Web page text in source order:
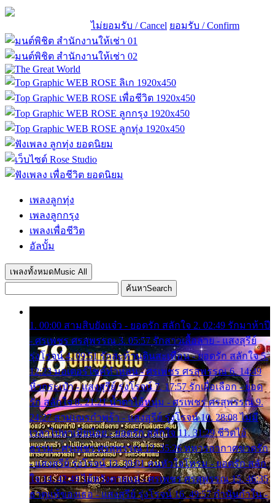
ไม่ยอมรับ / Cancel ยอมรับ / Confirm
เพลงลูกทุ่ง
เพลงลูกกรุง
เพลงเพื่อชีวิต
อัลบั้ม
เพลงทั้งหมด Music All
ค้นหาSearch
1. 00:00 สามสิบยังแจ๋ว - ยอดรัก สลักใจ 2. 02:49 รักมาห้าปี
- ศรเพชร ศรสุพรรณ 3. 05:57 รักสาวเสื้อลาย - แสงสุรีย์
รุ่งโรจน์ 4. 09:51 รักสะท้านดินสะเทือน - ยอดรัก สลักใจ 5.
12:23 มอเตอร์ไซค์ทำหล่น - ศรเพชร ศรสุพรรณ 6. 14:49
หิ้วกระเป๋า - แสงสุรีย์ รุ่งโรจน์ 7. 17:57 รักเผื่อเลือก - ยอด
รัก สลักใจ 8. 21:21 น้ำตาไอ้หนุ่ม - ศรเพชร ศรสุพรรณ 9.
24:27 สามเณรกำพร้า - แสงสุรีย์ รุ่งโรจน์ 10. 28:08 ไม่มี
เวลาไปหาเมียน้อย - ยอดรัก สลักใจ 11. 31:29 ชีวิตไอ้
ธรรม - ศรเพชร ศรสุพรรณ 12. 35:26 ทหารอากาศขาดรัก
- แสงสุรีย์ รุ่งโรจน์ 13. 39:01 คนหัวใจโทรม - ยอดรัก สลัก
ใจ 14. 42:49 ไอ้หวังตายแน่ - ศรเพชร ศรสุพรรณ 15. 46:35
ธาตุแท้ของเธอ - แสงสุรีย์ รุ่งโรจน์ 16. 49:57 กำนันกำใน -